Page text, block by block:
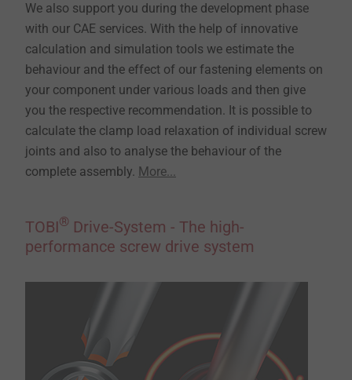
We also support you during the development phase
with our CAE services. With the help of innovative
calculation and simulation tools we estimate the
behaviour and the effect of our fastening elements on
your component under various loads and then give
you the respective recommendation. It is possible to
calculate the clamp load relaxation of individual screw
joints and also to analyse the behaviour of the
complete assembly. More...
TOBI® Drive-System - The high-
performance screw drive system